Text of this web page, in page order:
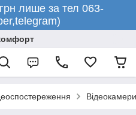
лише за тел 063-